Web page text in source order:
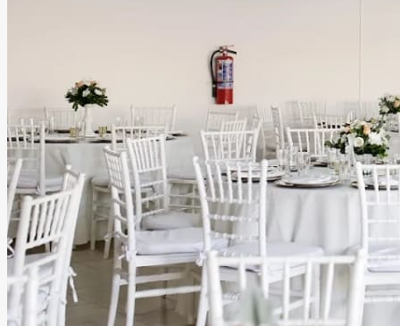
Eventos Magno
Hermosillo, Sonora Salón
Información